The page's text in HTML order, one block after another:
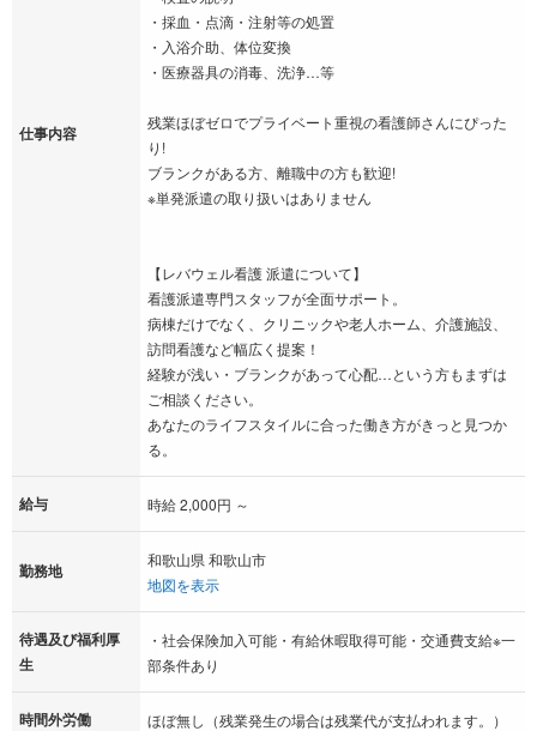
仕事内容
・採血・点滴・注射等の処置
・入浴介助、体位変換
・医療器具の消毒、洗浄…等
残業ほぼゼロでプライベート重視の看護師さんにぴった
り!
ブランクがある方、離職中の方も歓迎!
※単発派遣の取り扱いはありません
【レバウェル看護 派遣について】
看護派遣専門スタッフが全面サポート。
病棟だけでなく、クリニックや老人ホーム、介護施設、
訪問看護など幅広く提案！
経験が浅い・ブランクがあって心配…という方もまずは
ご相談ください。
あなたのライフスタイルに合った働き方がきっと見つか
る。
給与 時給 2,000円 ～
勤務地
和歌山県 和歌山市
地図を表示
待遇及び福利厚
生
・社会保険加入可能・有給休暇取得可能・交通費支給※一
部条件あり
時間外労働 ほぼ無し（残業発生の場合は残業代が支払われます。）